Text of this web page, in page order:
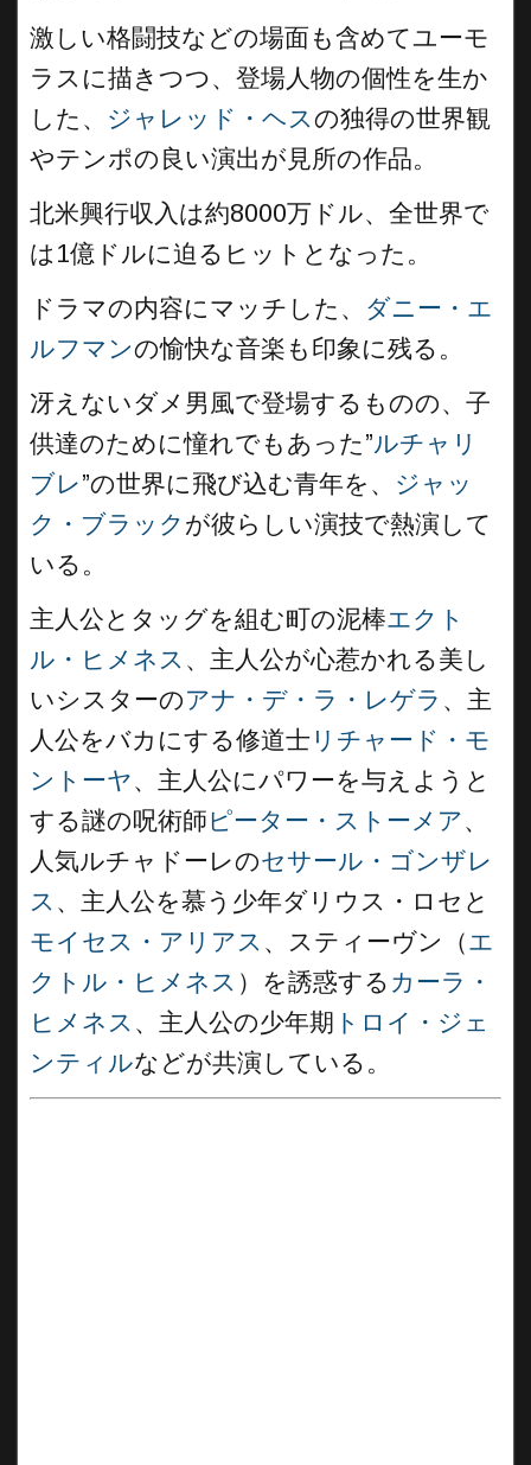
激しい格闘技などの場面も含めてユーモ
ラスに描きつつ、登場人物の個性を生か
した、 ジャレッド・ヘスの独得の世界観
やテンポの良い演出が見所の作品。
北米興行収入は約8000万ドル、全世界で
は1億ドルに迫るヒットとなった。
ドラマの内容にマッチした、 ダニー・エ
ルフマンの愉快な音楽も印象に残る。
冴えないダメ男風で登場するものの、子
供達のために憧れでもあった”ルチャリ
ブレ”の世界に飛び込む青年を、 ジャッ
ク・ブラック が彼らしい演技で熱演して
いる。
主人公とタッグを組む町の泥棒エクト
ル・ヒメネス 、主人公が心惹かれる美し
いシスターのアナ・デ・ラ・レゲラ 、主
人公をバカにする修道士 リチャード・モ
ントーヤ、主人公にパワーを与えようと
する謎の呪術師ピーター・ストーメア、
人気ルチャドーレのセサール・ゴンザレ
ス 、主人公を慕う少年ダリウス・ロセと
モイセス・アリアス 、スティーヴン（エ
クトル・ヒメネス ）を誘惑する カーラ・
ヒメネス 、主人公の少年期 トロイ・ジェ
ンティルなどが共演している。